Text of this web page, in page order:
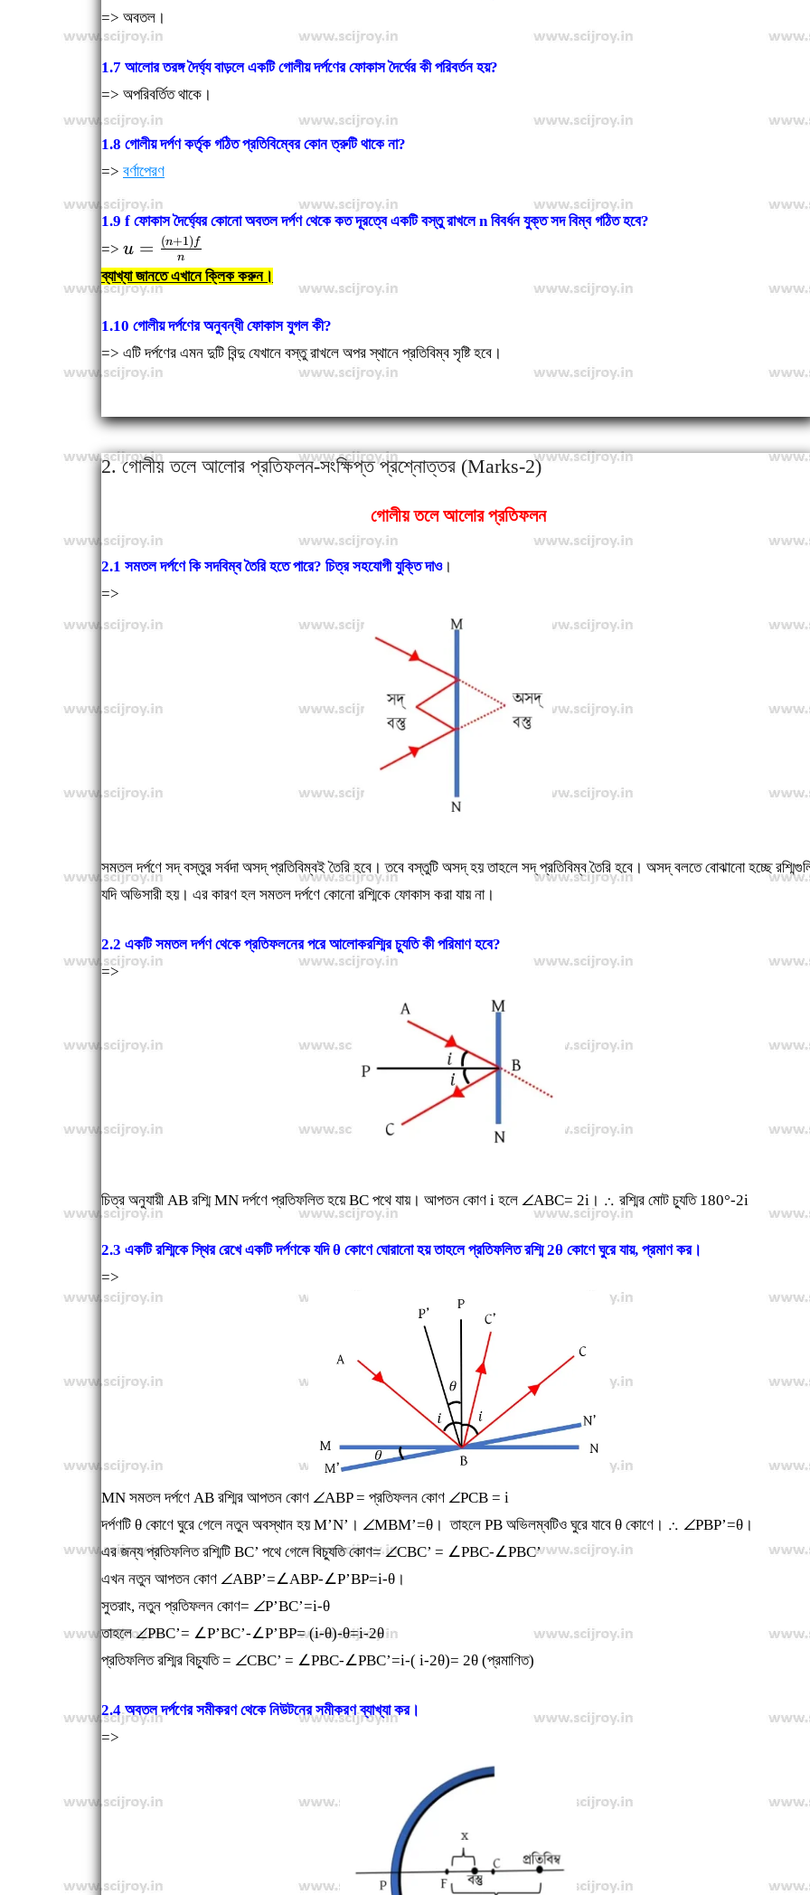
=> অবতল।
1.7 আলোর তরঙ্গ দৈর্ঘ্য বাড়লে একটি গোলীয় দর্পণের ফোকাস দৈর্ঘের কী পরিবর্তন হয়?
=> অপরিবর্তিত থাকে।
1.8 গোলীয় দর্পণ কর্তৃক গঠিত প্রতিবিম্বের কোন ত্রুটি থাকে না?
=> বর্ণাপেরণ
1.9 f ফোকাস দৈর্ঘ্যের কোনো অবতল দর্পণ থেকে কত দূরত্বে একটি বস্তু রাখলে n বিবর্ধন যুক্ত সদ বিম্ব গঠিত হবে?
=> u=\frac{(n+1)f}
{n}
u = n
(n+1) f
ব্যাখ্যা জানতে এখানে ক্লিক করুন।
1.10 গোলীয় দর্পণের অনুবন্ধী ফোকাস যুগল কী?
=> এটি দর্পণের এমন দুটি বিন্দু যেখানে বস্তু রাখলে অপর স্থানে প্রতিবিম্ব সৃষ্টি হবে।
2. গোলীয় তলে আলোর প্রতিফলন-সংক্ষিপ্ত প্রশ্নোত্তর (Marks-2)
গোলীয় তলে আলোর প্রতিফলন
2.1 সমতল দর্পণে কি সদবিম্ব তৈরি হতে পারে? চিত্র সহযোগী যুক্তি দাও।
=>
সমতল দর্পণে সদ্‌ বস্তুর সর্বদা অসদ্‌ প্রতিবিম্বই তৈরি হবে। তবে বস্তুটি অসদ্‌ হয় তাহলে সদ্‌ প্রতিবিম্ব তৈরি হবে। অসদ্‌ বলতে বোঝানো হচ্ছে
যদি অভিসারী হয়। এর কারণ হল সমতল দর্পণে কোনো রশ্মিকে ফোকাস করা যায় না।
2.2 একটি সমতল দর্পণ থেকে প্রতিফলনের পরে আলোকরশ্মির চ্যুতি কী পরিমাণ হবে?
=>
চিত্র অনুযায়ী AB রশ্মি MN দর্পণে প্রতিফলিত হয়ে BC পথে যায়। আপতন কোণ i হলে ∠ABC= 2i। ∴ রশ্মির মোট চ্যুতি 180°-2i
2.3 একটি রশ্মিকে স্থির রেখে একটি দর্পণকে যদি θ কোণে ঘোরানো হয় তাহলে প্রতিফলিত রশ্মি 2θ কোণে ঘুরে যায়, প্রমাণ কর।
=>
MN সমতল দর্পণে AB রশ্মির আপতন কোণ ∠ABP = প্রতিফলন কোণ ∠PCB = i
দর্পণটি θ কোণে ঘুরে গেলে নতুন অবস্থান হয় M’N’। ∠MBM’=θ । তাহলে PB অভিলম্বটিও ঘুরে যাবে θ কোণে। ∴ ∠PBP’=θ ।
এর জন্য প্রতিফলিত রশ্মিটি BC’ পথে গেলে বিচ্যুতি কোণ=∠CBC’ = ∠PBC-∠PBC’
এখন নতুন আপতন কোণ ∠ABP’=∠ABP-∠P’BP=i-θ ।
সুতরাং, নতুন প্রতিফলন কোণ= ∠P’BC’=i-θ
তাহলে∠PBC’= ∠P’BC’-∠P’BP= (i-θ)-θ=i-2θ
প্রতিফলিত রশ্মির বিচ্যুতি = ∠CBC’ = ∠PBC-∠PBC’=i-( i-2θ)= 2θ (প্রমাণিত)
2.4 অবতল দর্পণের সমীকরণ থেকে নিউটনের সমীকরণ ব্যাখ্যা কর।
=>